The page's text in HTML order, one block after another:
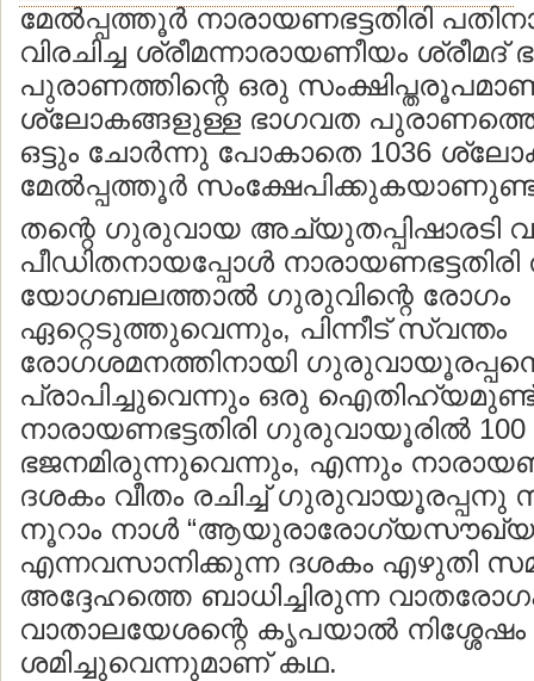
മേല്‍പ്പത്തൂര്‍ നാരായണഭട്ടതിരി
വിരചിച്ച ശ്രീമന്നാരായണീയം ശ്രീമദ്
പുരാണത്തിന്റെ ഒരു
ശ്ലോകങ്ങളുള്ള ഭാഗവത പുരാണത്തെ
ഒട്ടും ചോര്‍ന്നു പോകാതെ 1036
മേല്‍പ്പത്തൂര്‍
തന്റെ ഗുരുവായ അച്യുതപ്പിഷാരടി
പീഡിതനായപ്പോള്‍ നാരായണഭട്ടതിരി
യോഗബലത്താല്‍ ഗുരുവിന്റെ രോഗം
ഏറ്റെടുത്തുവെന്നും, പിന്നീട് സ്വന്തം
രോഗശമനത്തിനായി
പ്രാപിച്ചുവെന്നും ഒരു
നാരായണഭട്ടതിരി ഗുരുവായൂരില്‍ 100
ഭജനമിരുന്നുവെന്നും, എന്നും
ദശകം വീതം രചിച്ച് ഗുരുവായൂരപ്പനു
നൂറാം നാള്‍
എന്നവസാനിക്കുന്ന ദശകം എഴുതി
അദ്ദേഹത്തെ ബാധിച്ചിരുന്ന
വാതാലയേശന്റെ കൃപയാല്‍ നിശ്ശേഷം
ശമിച്ചുവെന്നുമാണ് കഥ.